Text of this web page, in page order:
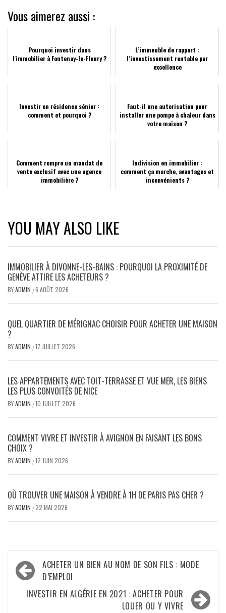
Vous aimerez aussi :
Pourquoi investir dans
l'immobilier à Fontenay-le-Fleury ?
L’immeuble de rapport :
l’investissement rentable par
excellence
Investir en résidence sénior :
comment et pourquoi ?
Faut-il une autorisation pour
installer une pompe à chaleur dans
votre maison ?
Comment rompre un mandat de
vente exclusif avec une agence
immobilière ?
Indivision en immobilier :
comment ça marche, avantages et
inconvénients ?
YOU MAY ALSO LIKE
IMMOBILIER À DIVONNE-LES-BAINS : POURQUOI LA PROXIMITÉ DE
GENÈVE ATTIRE LES ACHETEURS ?
BYADMIN /6 AOÛT 2026
QUEL QUARTIER DE MÉRIGNAC CHOISIR POUR ACHETER UNE MAISON
?
BYADMIN /17 JUILLET 2026
LES APPARTEMENTS AVEC TOIT-TERRASSE ET VUE MER, LES BIENS
LES PLUS CONVOITÉS DE NICE
BYADMIN /10 JUILLET 2026
COMMENT VIVRE ET INVESTIR À AVIGNON EN FAISANT LES BONS
CHOIX ?
BYADMIN /12 JUIN 2026
OÙ TROUVER UNE MAISON À VENDRE À 1H DE PARIS PAS CHER ?
BYADMIN /22 MAI 2026
Navigation
de
l’article
ACHETER UN BIEN AU NOM DE SON FILS : MODE
D’EMPLOI
INVESTIR EN ALGÉRIE EN 2021 : ACHETER POUR
LOUER OU Y VIVRE